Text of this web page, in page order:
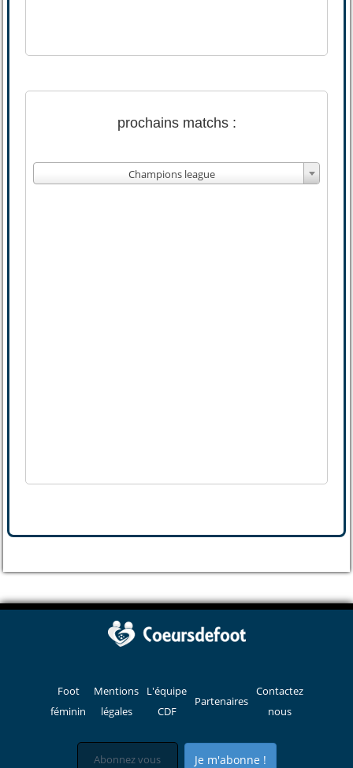
prochains matchs :
Champions league
Foot
féminin
Mentions
légales
L'équipe
CDF
Partenaires
Contactez
nous
Je m'abonne !